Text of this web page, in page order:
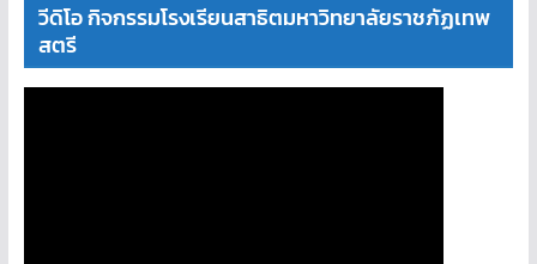
วีดิโอ กิจกรรมโรงเรียนสาธิตมหาวิทยาลัยราชภัฏเทพ
สตรี